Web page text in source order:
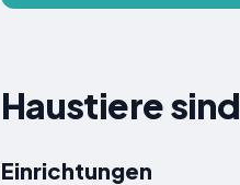
Haustiere
Einrichtungen